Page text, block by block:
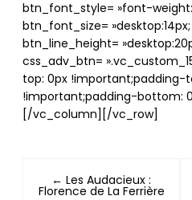
btn_font_style= »font-
btn_font_size= »desktop:14px;
btn_line_height=
css_adv_btn=
top: 0px !important;padding-
!important;padding-bottom:
[/vc_column][/vc_row]
← Les Audacieux :
Florence de La Ferrière